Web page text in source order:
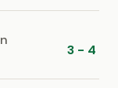
3 - 4